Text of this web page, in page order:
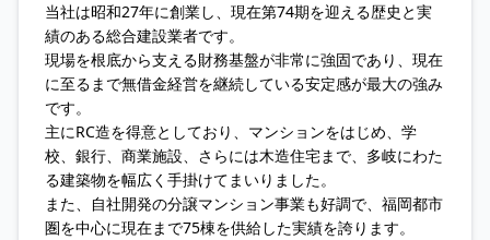
当社は昭和27年に創業し、現在第74期を迎える歴史と実
績のある総合建設業者です。
現場を根底から支える財務基盤が非常に強固であり、現在
に至るまで無借金経営を継続している安定感が最大の強み
です。
主にRC造を得意としており、マンションをはじめ、学
校、銀行、商業施設、さらには木造住宅まで、多岐にわた
る建築物を幅広く手掛けてまいりました。
また、自社開発の分譲マンション事業も好調で、福岡都市
圏を中心に現在まで75棟を供給した実績を誇ります。